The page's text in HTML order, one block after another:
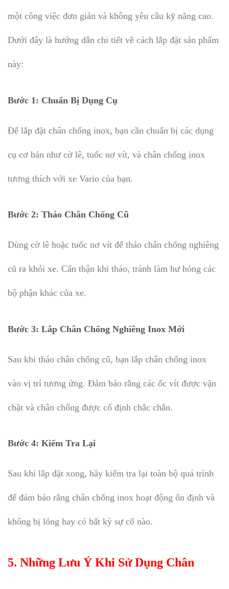
một công việc đơn giản và không yêu cầu kỹ năng cao.
Dưới đây là hướng dẫn chi tiết về cách lắp đặt sản phẩm
này:
Bước 1: Chuẩn Bị Dụng Cụ
Để lắp đặt chân chống inox, bạn cần chuẩn bị các dụng
cụ cơ bản như cờ lê, tuốc nơ vít, và chân chống inox
tương thích với xe Vario của bạn.
Bước 2: Tháo Chân Chống Cũ
Dùng cờ lê hoặc tuốc nơ vít để tháo chân chống nghiêng
cũ ra khỏi xe. Cẩn thận khi tháo, tránh làm hư hỏng các
bộ phận khác của xe.
Bước 3: Lắp Chân Chống Nghiêng Inox Mới
Sau khi tháo chân chống cũ, bạn lắp chân chống inox
vào vị trí tương ứng. Đảm bảo rằng các ốc vít được vặn
chặt và chân chống được cố định chắc chắn.
Bước 4: Kiểm Tra Lại
Sau khi lắp đặt xong, hãy kiểm tra lại toàn bộ quá trình
để đảm bảo rằng chân chống inox hoạt động ổn định và
không bị lỏng hay có bất kỳ sự cố nào.
5. Những Lưu Ý Khi Sử Dụng Chân